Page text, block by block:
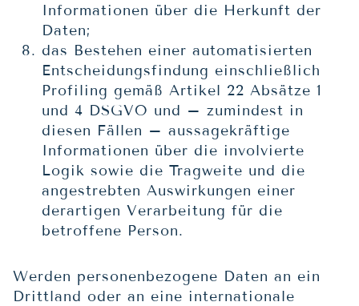
Informationen über die Herkunft der
Daten;
das Bestehen einer automatisierten
Entscheidungsfindung einschließlich
Profiling gemäß Artikel 22 Absätze 1
und 4 DSGVO und – zumindest in
diesen Fällen – aussagekräftige
Informationen über die involvierte
Logik sowie die Tragweite und die
angestrebten Auswirkungen einer
derartigen Verarbeitung für die
betroffene Person.
Werden personenbezogene Daten an ein
Drittland oder an eine internationale